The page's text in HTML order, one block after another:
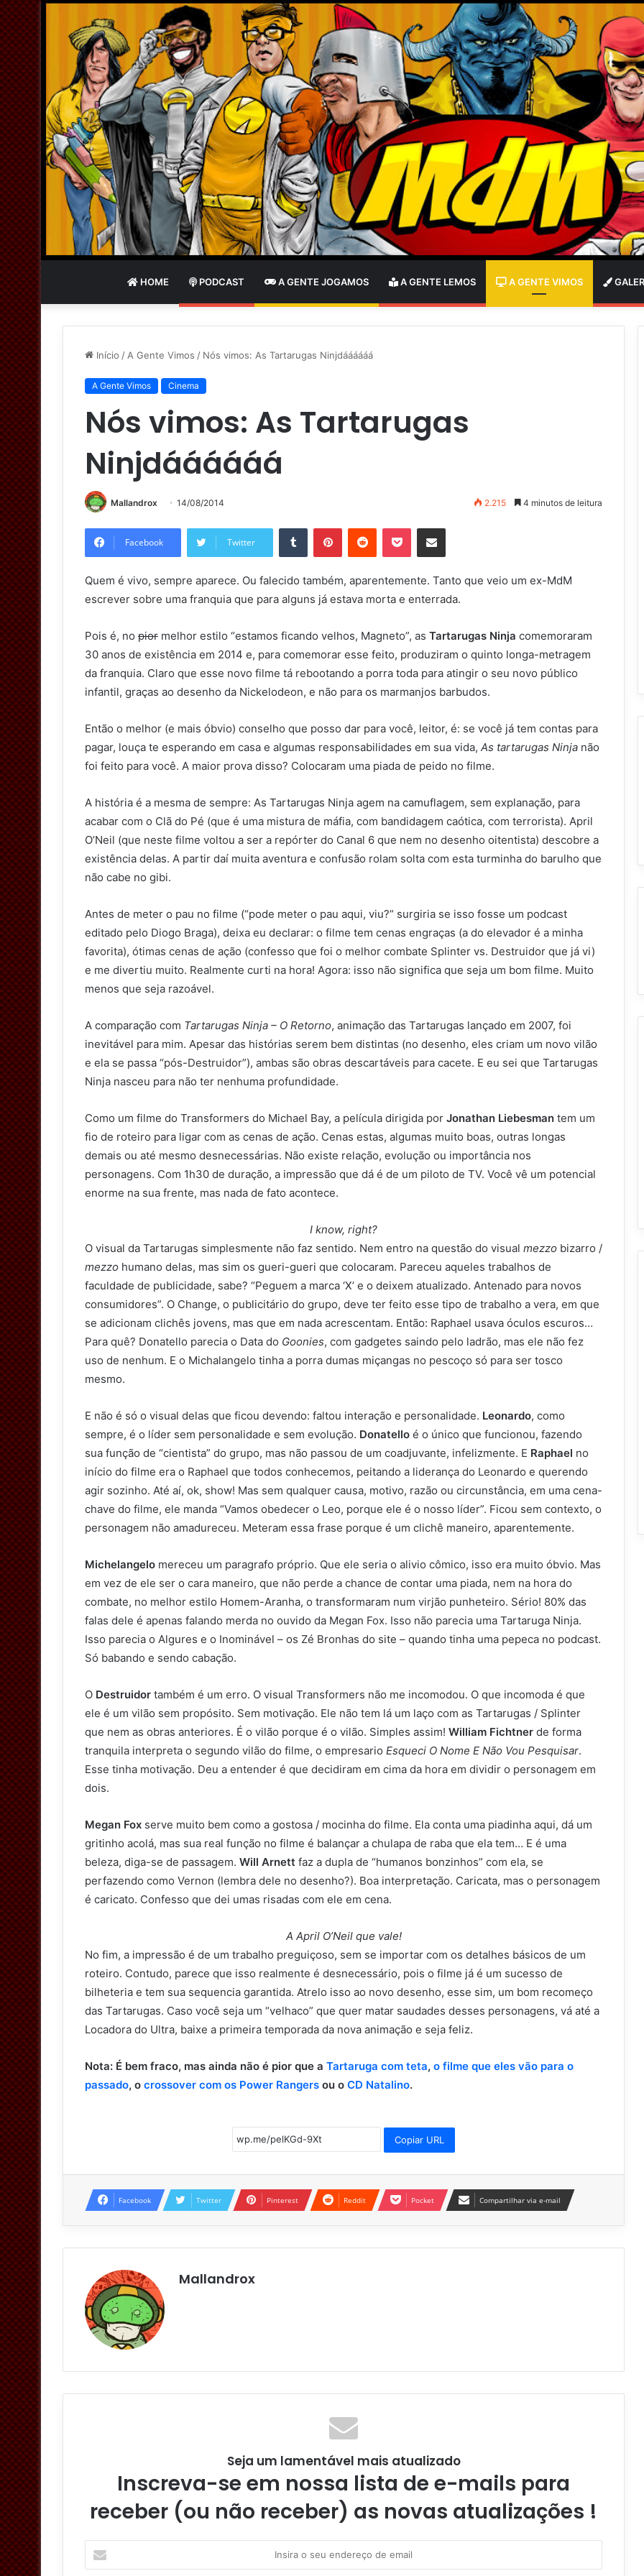
HOME PODCAST A GENTE JOGAMOS A GENTE LEMOS A GENTE VIMOS
Início / A Gente Vimos / Nós vimos: As Tartarugas Ninjdáááááá
A Gente Vimos Cinema
Nós vimos: As Tartarugas
Ninjdáááááá
Mallandrox 14/08/2014 2.215 4 minutos de leitura
Facebook Twitter
Quem é vivo, sempre aparece. Ou falecido também, aparentemente. Tanto que veio um ex-MdM
escrever sobre uma franquia que para alguns já estava morta e enterrada.
Pois é, no pior melhor estilo “estamos ficando velhos, Magneto”, as Tartarugas Ninja comemoraram
30 anos de existência em 2014 e, para comemorar esse feito, produziram o quinto longa-metragem
da franquia. Claro que esse novo filme tá rebootando a porra toda para atingir o seu novo público
infantil, graças ao desenho da Nickelodeon, e não para os marmanjos barbudos.
Então o melhor (e mais óbvio) conselho que posso dar para você, leitor, é: se você já tem contas para
pagar, louça te esperando em casa e algumas responsabilidades em sua vida, As tartarugas Ninja não
foi feito para você. A maior prova disso? Colocaram uma piada de peido no filme.
A história é a mesma de sempre: As Tartarugas Ninja agem na camuflagem, sem explanação, para
acabar com o Clã do Pé (que é uma mistura de máfia, com bandidagem caótica, com terrorista). April
O’Neil (que neste filme voltou a ser a repórter do Canal 6 que nem no desenho oitentista) descobre a
existência delas. A partir daí muita aventura e confusão rolam solta com esta turminha do barulho que
não cabe no gibi.
Antes de meter o pau no filme (“pode meter o pau aqui, viu?” surgiria se isso fosse um podcast
editado pelo Diogo Braga), deixa eu declarar: o filme tem cenas engraças (a do elevador é a minha
favorita), ótimas cenas de ação (confesso que foi o melhor combate Splinter vs. Destruidor que já vi)
e me divertiu muito. Realmente curti na hora! Agora: isso não significa que seja um bom filme. Muito
menos que seja razoável.
A comparação com Tartarugas Ninja – O Retorno, animação das Tartarugas lançado em 2007, foi
inevitável para mim. Apesar das histórias serem bem distintas (no desenho, eles criam um novo vilão
e ela se passa “pós-Destruidor”), ambas são obras descartáveis para cacete. E eu sei que Tartarugas
Ninja nasceu para não ter nenhuma profundidade.
Como um filme do Transformers do Michael Bay, a película dirigida por Jonathan Liebesman tem um
fio de roteiro para ligar com as cenas de ação. Cenas estas, algumas muito boas, outras longas
demais ou até mesmo desnecessárias. Não existe relação, evolução ou importância nos
personagens. Com 1h30 de duração, a impressão que dá é de um piloto de TV. Você vê um potencial
enorme na sua frente, mas nada de fato acontece.
I know, right?
O visual da Tartarugas simplesmente não faz sentido. Nem entro na questão do visual mezzo bizarro /
mezzo humano delas, mas sim os gueri-gueri que colocaram. Pareceu aqueles trabalhos de
faculdade de publicidade, sabe? “Peguem a marca ‘X’ e o deixem atualizado. Antenado para novos
consumidores”. O Change, o publicitário do grupo, deve ter feito esse tipo de trabalho a vera, em que
se adicionam clichês jovens, mas que em nada acrescentam. Então: Raphael usava óculos escuros…
Para quê? Donatello parecia o Data do Goonies, com gadgetes saindo pelo ladrão, mas ele não fez
uso de nenhum. E o Michalangelo tinha a porra dumas miçangas no pescoço só para ser tosco
mesmo.
E não é só o visual delas que ficou devendo: faltou interação e personalidade. Leonardo, como
sempre, é o líder sem personalidade e sem evolução. Donatello é o único que funcionou, fazendo
sua função de “cientista” do grupo, mas não passou de um coadjuvante, infelizmente. E Raphael no
início do filme era o Raphael que todos conhecemos, peitando a liderança do Leonardo e querendo
agir sozinho. Até aí, ok, show! Mas sem qualquer causa, motivo, razão ou circunstância, em uma cena-
chave do filme, ele manda “Vamos obedecer o Leo, porque ele é o nosso líder”. Ficou sem contexto, o
personagem não amadureceu. Meteram essa frase porque é um clichê maneiro, aparentemente.
Michelangelo mereceu um paragrafo próprio. Que ele seria o alivio cômico, isso era muito óbvio. Mas
em vez de ele ser o cara maneiro, que não perde a chance de contar uma piada, nem na hora do
combate, no melhor estilo Homem-Aranha, o transformaram num virjão punheteiro. Sério! 80% das
falas dele é apenas falando merda no ouvido da Megan Fox. Isso não parecia uma Tartaruga Ninja.
Isso parecia o Algures e o Inominável – os Zé Bronhas do site – quando tinha uma pepeca no podcast.
Só babando e sendo cabação.
O Destruidor também é um erro. O visual Transformers não me incomodou. O que incomoda é que
ele é um vilão sem propósito. Sem motivação. Ele não tem lá um laço com as Tartarugas / Splinter
que nem as obras anteriores. É o vilão porque é o vilão. Simples assim! William Fichtner de forma
tranquila interpreta o segundo vilão do filme, o empresario Esqueci O Nome E Não Vou Pesquisar.
Esse tinha motivação. Deu a entender é que decidiram em cima da hora em dividir o personagem em
dois.
Megan Fox serve muito bem como a gostosa / mocinha do filme. Ela conta uma piadinha aqui, dá um
gritinho acolá, mas sua real função no filme é balançar a chulapa de raba que ela tem… E é uma
beleza, diga-se de passagem. Will Arnett faz a dupla de “humanos bonzinhos” com ela, se
perfazendo como Vernon (lembra dele no desenho?). Boa interpretação. Caricata, mas o personagem
é caricato. Confesso que dei umas risadas com ele em cena.
A April O’Neil que vale!
No fim, a impressão é de um trabalho preguiçoso, sem se importar com os detalhes básicos de um
roteiro. Contudo, parece que isso realmente é desnecessário, pois o filme já é um sucesso de
bilheteria e tem sua sequencia garantida. Atrelo isso ao novo desenho, esse sim, um bom recomeço
das Tartarugas. Caso você seja um “velhaco” que quer matar saudades desses personagens, vá até a
Locadora do Ultra, baixe a primeira temporada da nova animação e seja feliz.
Nota: É bem fraco, mas ainda não é pior que a Tartaruga com teta, o filme que eles vão para o
passado, o crossover com os Power Rangers ou o CD Natalino.
Copiar URL
Facebook Twitter Pinterest Reddit Pocket Compartilhar via e-mail
Mallandrox
Seja um lamentável mais atualizado
Inscreva-se em nossa lista de e-mails para
receber (ou não receber) as novas atualizações !